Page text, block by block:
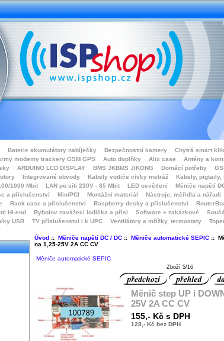
Baterie akumulátory nabíječky Bezpečnostní kamery Chytrá smart
modemy trackery GSM GPS Auto doplňky Alix case Antény a
ARDUINO LCD DISPLAY BMS JKBMS JIKONG Domácí potřeby
Integrované obvody Kabely vodiče cívky metráž Kabely, pigtaily,
1000 Mbit LAN po síti 230V - 85 Mbit LED osvětlení Měniče napětí
a příslušenství MiniPCI Montážní materiál Nástroje, měřidla a nářadí
Rack case a příslušenství Raspberry desky a příslušenství
Hi-end Rybolov zavážecí lodička a přísl Software + zakázkové
USB
TV příslušenství i k UPC Ventilátory a mřížky, termostaty
Úvod:: Měniče napětí DC / DC:: Měniče automatické SEPIC::
na 1,25-25V 2A CC CV
Měniče automatické SEPIC
Zboží 5/16
Měnič step UP i
25V 2A CC CV
155,- Kč s DPH
128,- Kč bez DPH